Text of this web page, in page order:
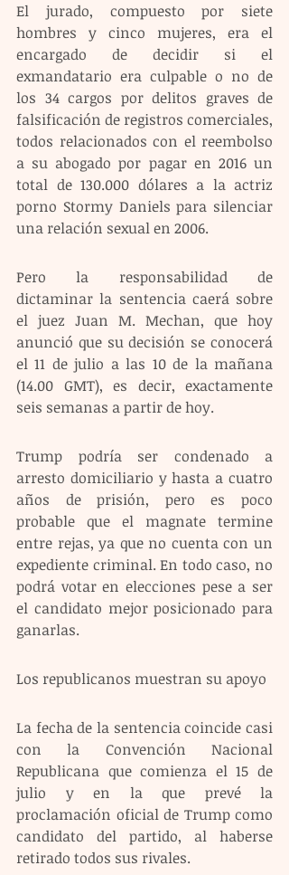
El jurado, compuesto por siete
hombres y cinco mujeres, era el
encargado de decidir si el
exmandatario era culpable o no de
los 34 cargos por delitos graves de
falsificación de registros comerciales,
todos relacionados con el reembolso
a su abogado por pagar en 2016 un
total de 130.000 dólares a la actriz
porno Stormy Daniels para silenciar
una relación sexual en 2006.
Pero la responsabilidad de
dictaminar la sentencia caerá sobre
el juez Juan M. Mechan, que hoy
anunció que su decisión se conocerá
el 11 de julio a las 10 de la mañana
(14.00 GMT), es decir, exactamente
seis semanas a partir de hoy.
Trump podría ser condenado a
arresto domiciliario y hasta a cuatro
años de prisión, pero es poco
probable que el magnate termine
entre rejas, ya que no cuenta con un
expediente criminal. En todo caso, no
podrá votar en elecciones pese a ser
el candidato mejor posicionado para
ganarlas.
Los republicanos muestran su apoyo
La fecha de la sentencia coincide casi
con la Convención Nacional
Republicana que comienza el 15 de
julio y en la que prevé la
proclamación oficial de Trump como
candidato del partido, al haberse
retirado todos sus rivales.